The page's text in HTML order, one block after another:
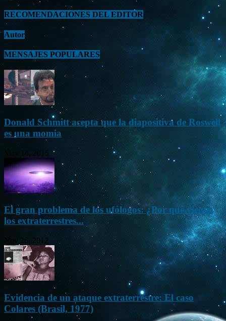
RECOMENDACIONES DEL EDITOR
Autor
MENSAJES POPULARES
Donald Schmitt acepta que la diapositiva de Roswell
es una momia
May 14, 2015
El gran problema de los ufólogos: ¿Por qué vienen
los extraterrestres...
Nov 26, 2012
Evidencia de un ataque extraterrestre: El caso
Colares (Brasil, 1977)